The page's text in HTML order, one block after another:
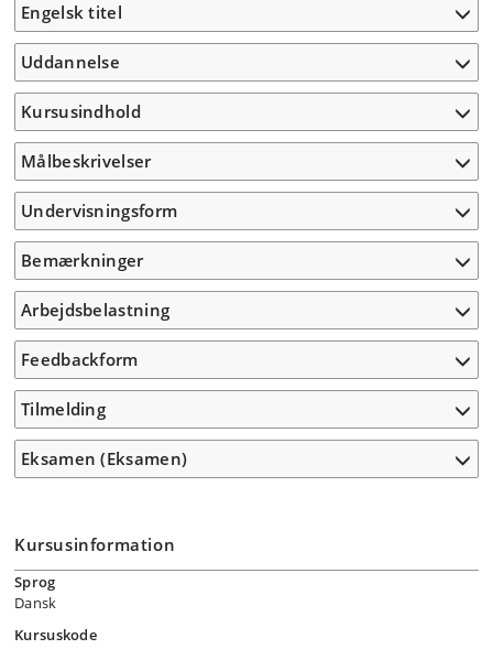
Engelsk titel
Uddannelse
Kursusindhold
Målbeskrivelser
Undervisningsform
Bemærkninger
Arbejdsbelastning
Feedbackform
Tilmelding
Eksamen (Eksamen)
Kursusinformation
Sprog
Dansk
Kursuskode